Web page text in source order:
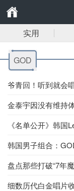
实用
GOD
爷青回！听到就会
金泰宇因没有维持
《名单公开》韩国
韩国男子组合：
盘点那些打破“7年
细数历代白金唱片